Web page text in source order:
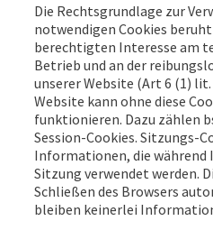
Die Rechtsgrundlage zur
notwendigen Cookies
berechtigten Interesse am
Betrieb und an der
unserer Website (Art 6 (1) lit.
Website kann ohne diese
funktionieren. Dazu zählen
Session-Cookies. Sitzungs-
Informationen, die während
Sitzung verwendet werden.
Schließen des Browsers
bleiben keinerlei